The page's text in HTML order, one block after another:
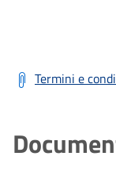
Termini e